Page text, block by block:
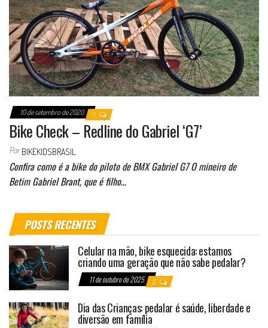
10 de setembro de 2020 0
Bike Check – Redline do Gabriel ‘G7’
Por BIKEKIDSBRASIL
Confira como é a bike do piloto de BMX Gabriel G7 O mineiro de
Betim Gabriel Brant, que é filho…
POSTS RECENTES
Celular na mão, bike esquecida: estamos
criando uma geração que não sabe pedalar?
11 de outubro de 2025 0
Dia das Crianças: pedalar é saúde, liberdade e
diversão em família